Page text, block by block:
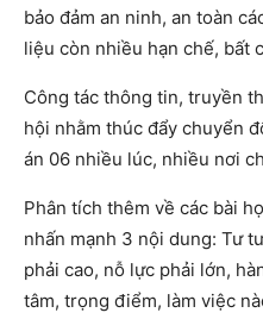
bảo đảm an ninh, an toàn
liệu còn nhiều hạn chế, bất
Công tác thông tin, truyền
hội nhằm thúc đẩy chuyển
án 06 nhiều lúc, nhiều nơi
Phân tích thêm về các bài
nhấn mạnh 3 nội dung: Tư
phải cao, nỗ lực phải lớn,
tâm, trọng điểm, làm việc